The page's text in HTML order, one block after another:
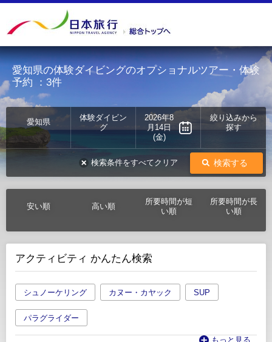
愛知県の体験ダイビングのオプショナルツアー・体験
予約 ：3件
愛知県
体験ダイビン
グ
2026年8
月14日
(金)
絞り込みから
探す
検索する
検索条件をすべてクリア
安い順 高い順
所要時間が短
い順
所要時間が長
い順
アクティビティ かんたん検索
シュノーケリング カヌー・カヤック SUP
パラグライダー
もっと見る